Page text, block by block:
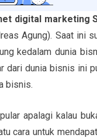
digital marketing
Agung). Saat ini
kedalam dunia
dari dunia bisnis ini
bisnis.
apalagi kalau
cara untuk